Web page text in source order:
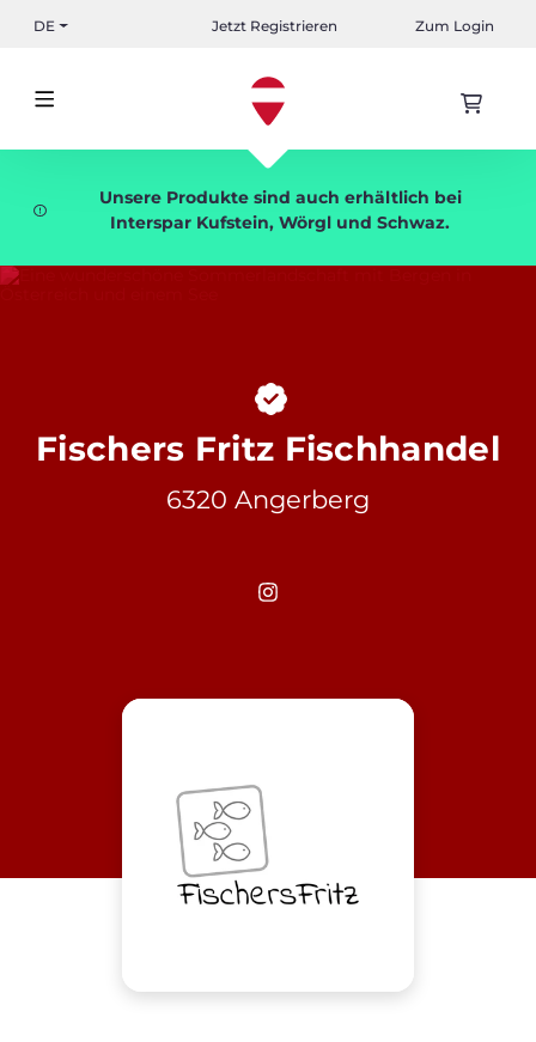
DE Jetzt Registrieren Zum Login
Unsere Produkte sind auch erhältlich bei
Interspar Kufstein, Wörgl und Schwaz.
Fischers Fritz Fischhandel
6320 Angerberg